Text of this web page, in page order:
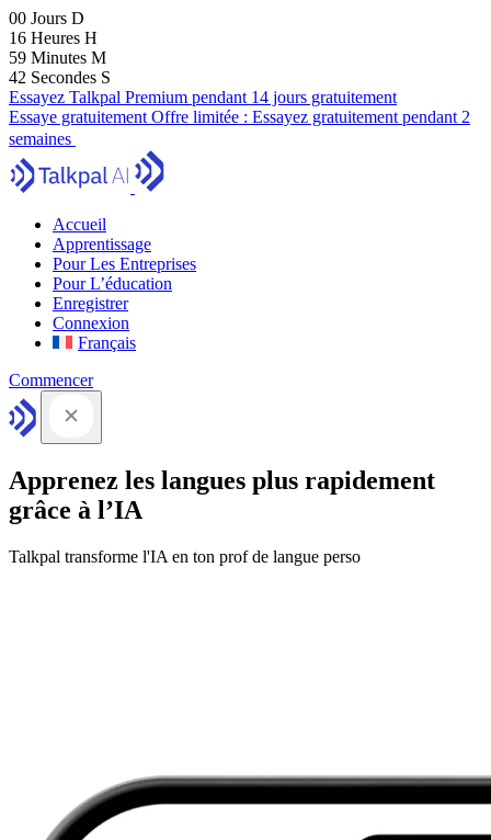
00 Jours D
16 Heures H
59 Minutes M
41 Secondes S
Essayez Talkpal Premium pendant 14 jours gratuitement
Essaye gratuitement Offre limitée : Essayez gratuitement pendant 2
semaines
Accueil
Apprentissage
Pour Les Entreprises
Pour L’éducation
Enregistrer
Connexion
Français
Commencer
Apprenez les langues plus rapidement
grâce à l’IA
Talkpal transforme l'IA en ton prof de langue perso